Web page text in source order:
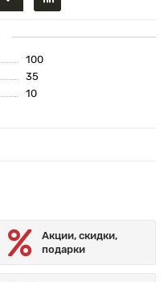
100
35
10
Акции, скидки,
подарки